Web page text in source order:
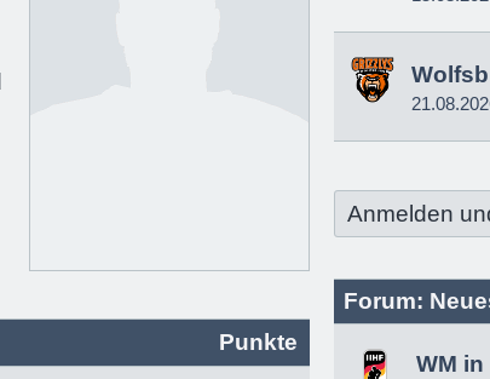
Punkte
Anmelden
Forum:
WM